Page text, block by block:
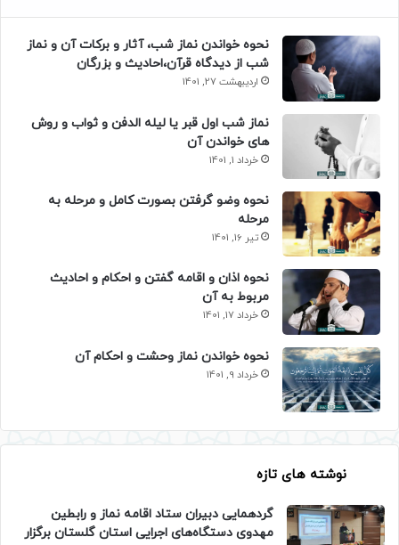
نحوه خواندن نماز شب، آثار و برکات آن و نماز
شب از دیدگاه قرآن،احادیث و بزرگان
اردیبهشت 27, 1401
نماز شب اول قبر یا لیله الدفن و ثواب و روش
های خواندن آن
خرداد 1, 1401
نحوه وضو گرفتن بصورت کامل و مرحله به
مرحله
تیر 16, 1401
نحوه اذان و اقامه گفتن و احکام و احادیث
مربوط به آن
خرداد 17, 1401
نحوه خواندن نماز وحشت و احکام آن
خرداد 9, 1401
نوشته های تازه
گردهمایی دبیران ستاد اقامه نماز و رابطین
مهدوی دستگاه‌های اجرایی استان گلستان برگزار